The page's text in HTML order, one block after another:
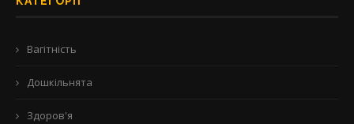
Вагітність
Дошкільнята
Здоров'я